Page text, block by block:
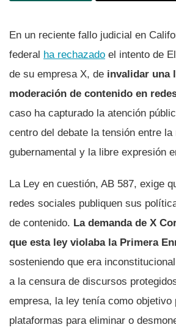
En un reciente fallo judicial en
federal ha rechazado el intento de
de su empresa X, de invalidar una
moderación de contenido en
caso ha capturado la atención
centro del debate la tensión entre la
gubernamental y la libre expresión
La Ley en cuestión, AB 587, exige
redes sociales publiquen sus
de contenido. La demanda de X
que esta ley violaba la Primera
sosteniendo que era
a la censura de discursos
empresa, la ley tenía como objetivo
plataformas para eliminar o